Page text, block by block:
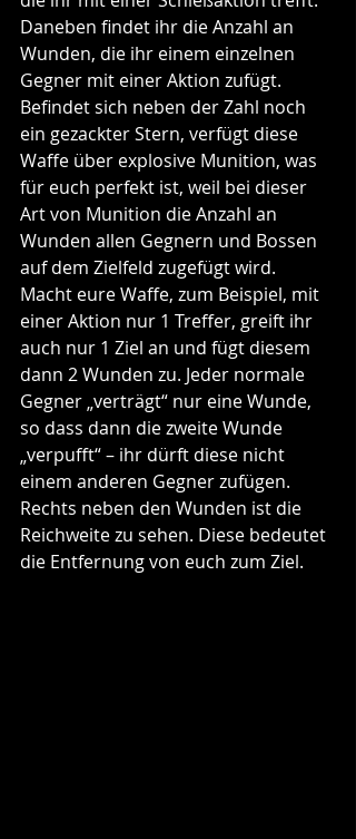
Daneben findet ihr die Anzahl an
Wunden, die ihr einem einzelnen
Gegner mit einer Aktion zufügt.
Befindet sich neben der Zahl noch
ein gezackter Stern, verfügt diese
Waffe über explosive Munition, was
für euch perfekt ist, weil bei dieser
Art von Munition die Anzahl an
Wunden allen Gegnern und Bossen
auf dem Zielfeld zugefügt wird.
Macht eure Waffe, zum Beispiel, mit
einer Aktion nur 1 Treffer, greift ihr
auch nur 1 Ziel an und fügt diesem
dann 2 Wunden zu. Jeder normale
Gegner „verträgt“ nur eine Wunde,
so dass dann die zweite Wunde
„verpufft“ – ihr dürft diese nicht
einem anderen Gegner zufügen.
Rechts neben den Wunden ist die
Reichweite zu sehen. Diese bedeutet
die Entfernung von euch zum Ziel.